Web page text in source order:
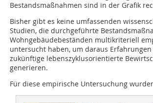
Bestandsmaßnahmen sind in der Grafik
Bisher gibt es keine umfassenden
Studien, die durchgeführte
Wohngebäudebeständen multikriteriell
untersucht haben, um daraus
zukünftige lebenszyklusorientierte
generieren.
Für diese empirische Untersuchung